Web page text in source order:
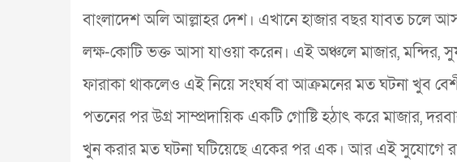
বাংলাদেশ অলি আল্লাহর দেশ। এখানে হাজার বছর যাবত চলে
লক্ষ-কোটি ভক্ত আসা যাওয়া করেন। এই অঞ্চলে মাজার, মন্দির,
ফারাকা থাকলেও এই নিয়ে সংঘর্ষ বা আক্রমনের মত ঘটনা খুব
পতনের পর উগ্র সাম্প্রদায়িক একটি গোষ্টি হঠাৎ করে মাজার,
খুন করার মত ঘটনা ঘটিয়েছে একের পর এক। আর এই সুযোগে